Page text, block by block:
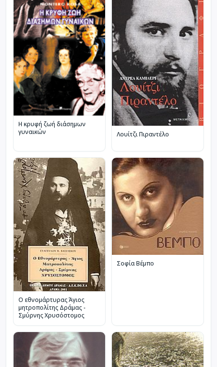
Η κρυφή ζωή διάσημων
γυναικών
Λουίτζι Πιραντέλο
Ο εθνομάρτυρας Άγιος
μητροπολίτης Δράμας -
Σμύρνης Χρυσόστομος
Σοφία Βέμπο